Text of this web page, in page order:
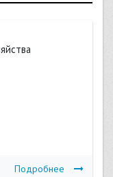
Подробнее